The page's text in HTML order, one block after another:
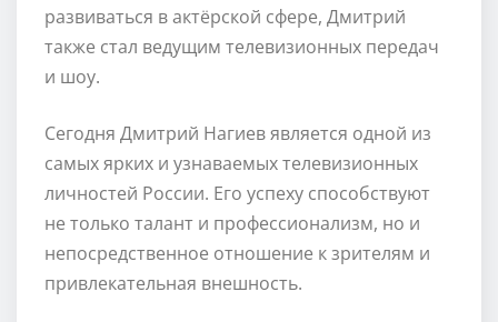
развиваться в актёрской сфере, Дмитрий
также стал ведущим телевизионных передач
и шоу.
Сегодня Дмитрий Нагиев является одной из
самых ярких и узнаваемых телевизионных
личностей России. Его успеху способствуют
не только талант и профессионализм, но и
непосредственное отношение к зрителям и
привлекательная внешность.